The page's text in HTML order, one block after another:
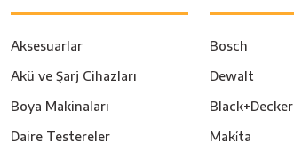
Aksesuarlar
Akü ve Şarj Cihazları
Boya Makinaları
Daire Testereler
Bosch
Dewalt
Black+Decker
Maki̇ta